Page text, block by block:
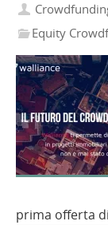
Equity
prima offerta